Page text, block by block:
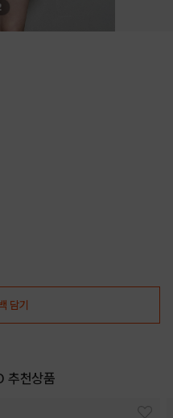
담기
추천상품